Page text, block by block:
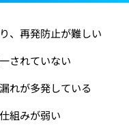
、再発防止が難しい
されていない
れが多発している
組みが弱い